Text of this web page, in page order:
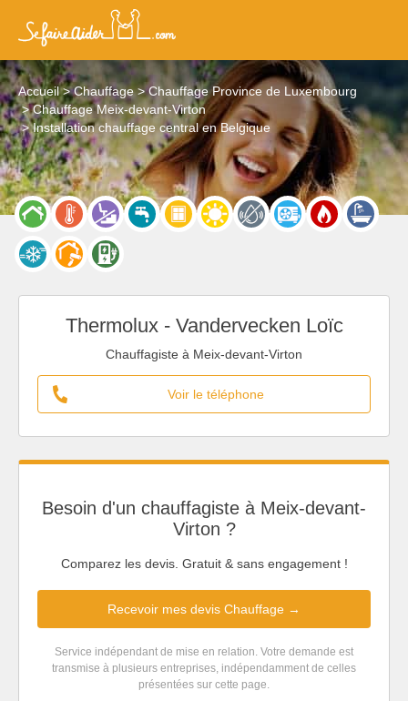
Accueil Chauffage
Chauffage Province de Luxembourg
Chauffage Meix-devant-Virton
Installation chauffage central en Belgique
Thermolux - Vandervecken Loïc
Chauffagiste à Meix-devant-Virton
Voir le téléphone
Besoin d'un chauffagiste à Meix-devant-
Virton ?
Comparez les devis. Gratuit & sans engagement !
Recevoir mes devis Chauffage →
Service indépendant de mise en relation. Votre demande est
transmise à plusieurs entreprises, indépendamment de celles
présentées sur cette page.